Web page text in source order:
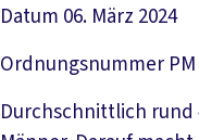
Datum 06. März 2024
Ordnungsnummer
Durchschnittlich rund